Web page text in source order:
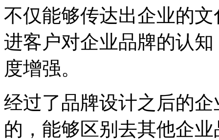
不仅能够传达出企业的
进客户对企业品牌的认
度增强。
经过了品牌设计之后的
的，能够区别去其他企